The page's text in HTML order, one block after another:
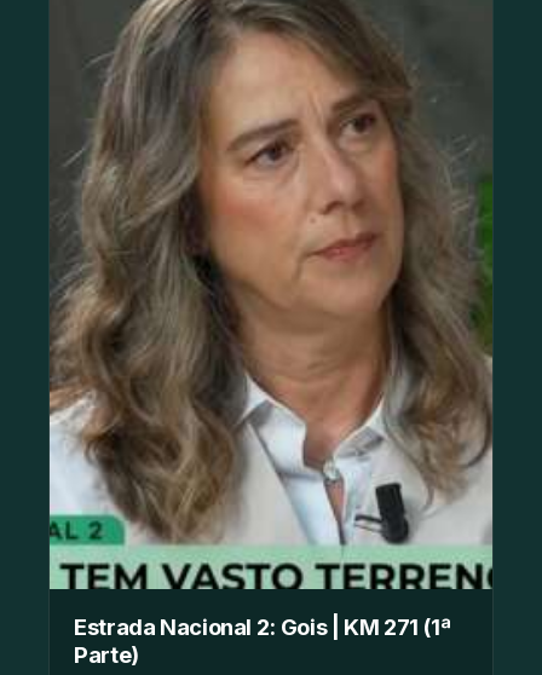
Estrada Nacional 2: Gois | KM 271 (1ª
Parte)